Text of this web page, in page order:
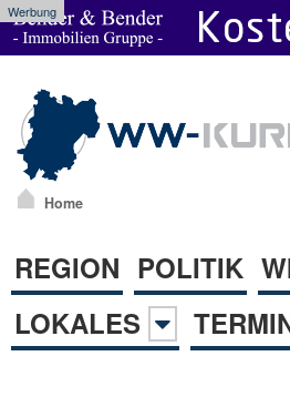
Werbung
Home
REGION POLITIK
LOKALES